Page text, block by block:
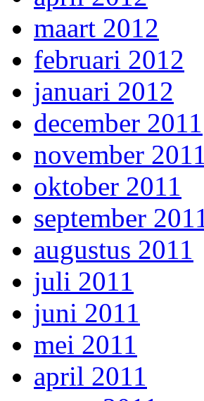
maart 2012
februari 2012
januari 2012
december 2011
november 2011
oktober 2011
september 2011
augustus 2011
juli 2011
juni 2011
mei 2011
april 2011